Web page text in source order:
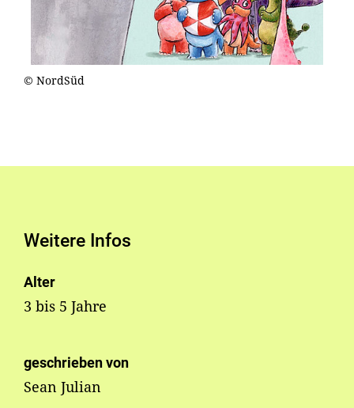
© NordSüd
Weitere Infos
Alter
3 bis 5 Jahre
geschrieben von
Sean Julian